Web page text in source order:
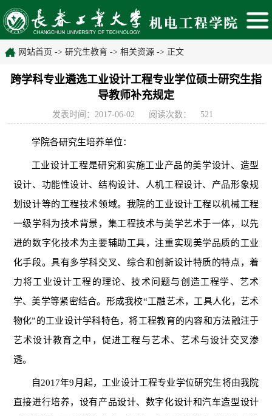
网站首页 -> 研究生教育 -> 相关资源 -> 正文
跨学科专业遴选工业设计工程专业学位硕士研究生指
导教师补充规定
发表时间：2017-06-02 阅读次数： 521
学院各研究生培养单位：
工业设计工程是研究和实施工业产品的美学设计、造型
设计、功能性设计、结构设计、人机工程设计、产品形象规
划设计等的工程技术领域。我院的工业设计工程以机械工程
一级学科为技术背景，集工程技术与美学艺术于一体，以先
进的数字化技术为主要辅助工具，注重实现美学品质的工业
化手段。具有多学科交叉、综合和创新设计特质的特点，着
力将工业设计工程的理论、技术问题与创造工程学、艺术
学、美学等紧密结合。形成我校“工融艺术，工具人化，艺术
物化”的工业设计学科特色，将工程教育的内容和方法融注于
艺术设计教育之中，促进工程与艺术、艺术与设计交叉渗
透。
自2017年9月起，工业设计工程专业学位研究生将由我院
直接进行培养，设有产品设计、数字化设计和汽车造型设计